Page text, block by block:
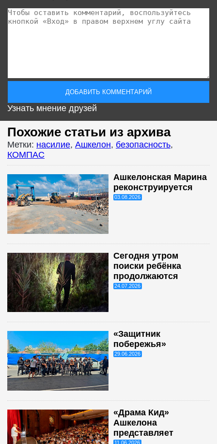
Узнать мнение друзей
Похожие статьи из архива
Метки: насилие, Ашкелон, безопасность,
КОМПАС
Ашкелонская Марина
реконструируется
03.08.2026
Сегодня утром
поиски ребёнка
продолжаются
24.07.2026
«Защитник
побережья»
29.06.2026
«Драма Кид»
Ашкелона
представляет
11.06.2026